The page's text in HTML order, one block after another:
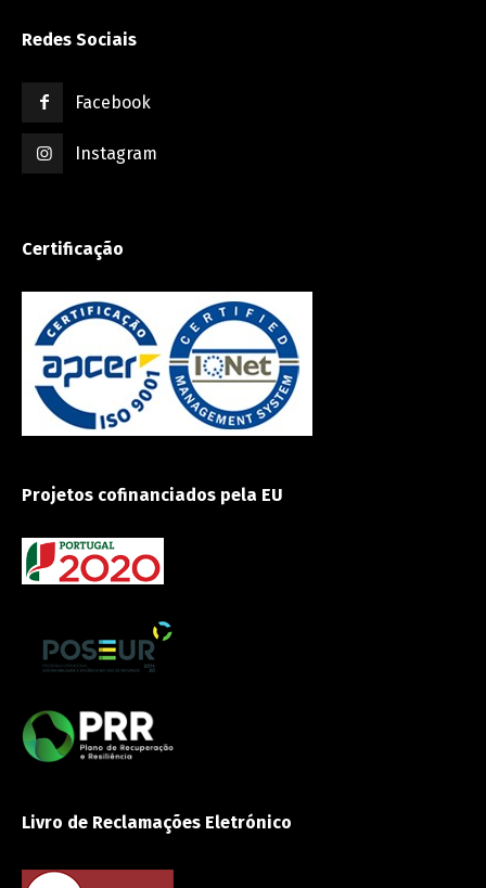
Redes Sociais
Facebook
Instagram
Certificação
Projetos cofinanciados pela EU
Livro de Reclamações Eletrónico